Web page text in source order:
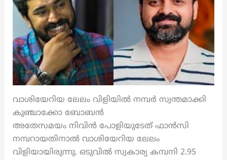
വാശിയേറിയ ലേലം വിളിയിൽ നമ്പർ സ്വന്തമാക്കി
കുഞ്ചാക്കോ ബോബൻ
അതേസമയം നിവിൻ പോളിയുടേത് ഫാൻസി
നമ്പറായതിനാൽ വാശിയേറിയ ലേലം
വിളിയായിരുന്നു. ഒടുവിൽ സ്വകാര്യ കമ്പനി 2.95